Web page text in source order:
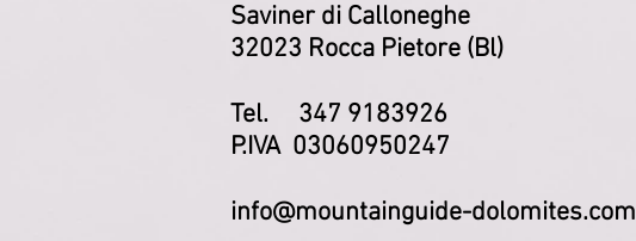
Saviner di Calloneghe
32023 Rocca Pietore (Bl)
Tel. 347 9183926
P.IVA 03060950247
info@mountainguide-dolomites.com